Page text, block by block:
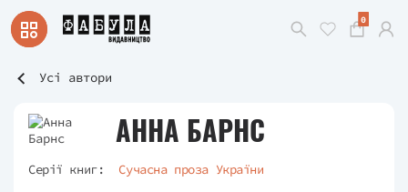
0
Усі автори
АННА БАРНС
Серії книг: Сучасна проза України